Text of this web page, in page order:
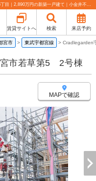
Cradlegarden宇都宮市若草第5 2号棟 栃木県宇都宮市若草5丁目｜2,890万円の新築一戸建て｜小金井不動産売買部 小山城東店
賃貸サイトへ 検索 来店予約
宮市 > 東武宇都宮線 > Cradlegarden
市若草第5 2号棟
MAPで確認